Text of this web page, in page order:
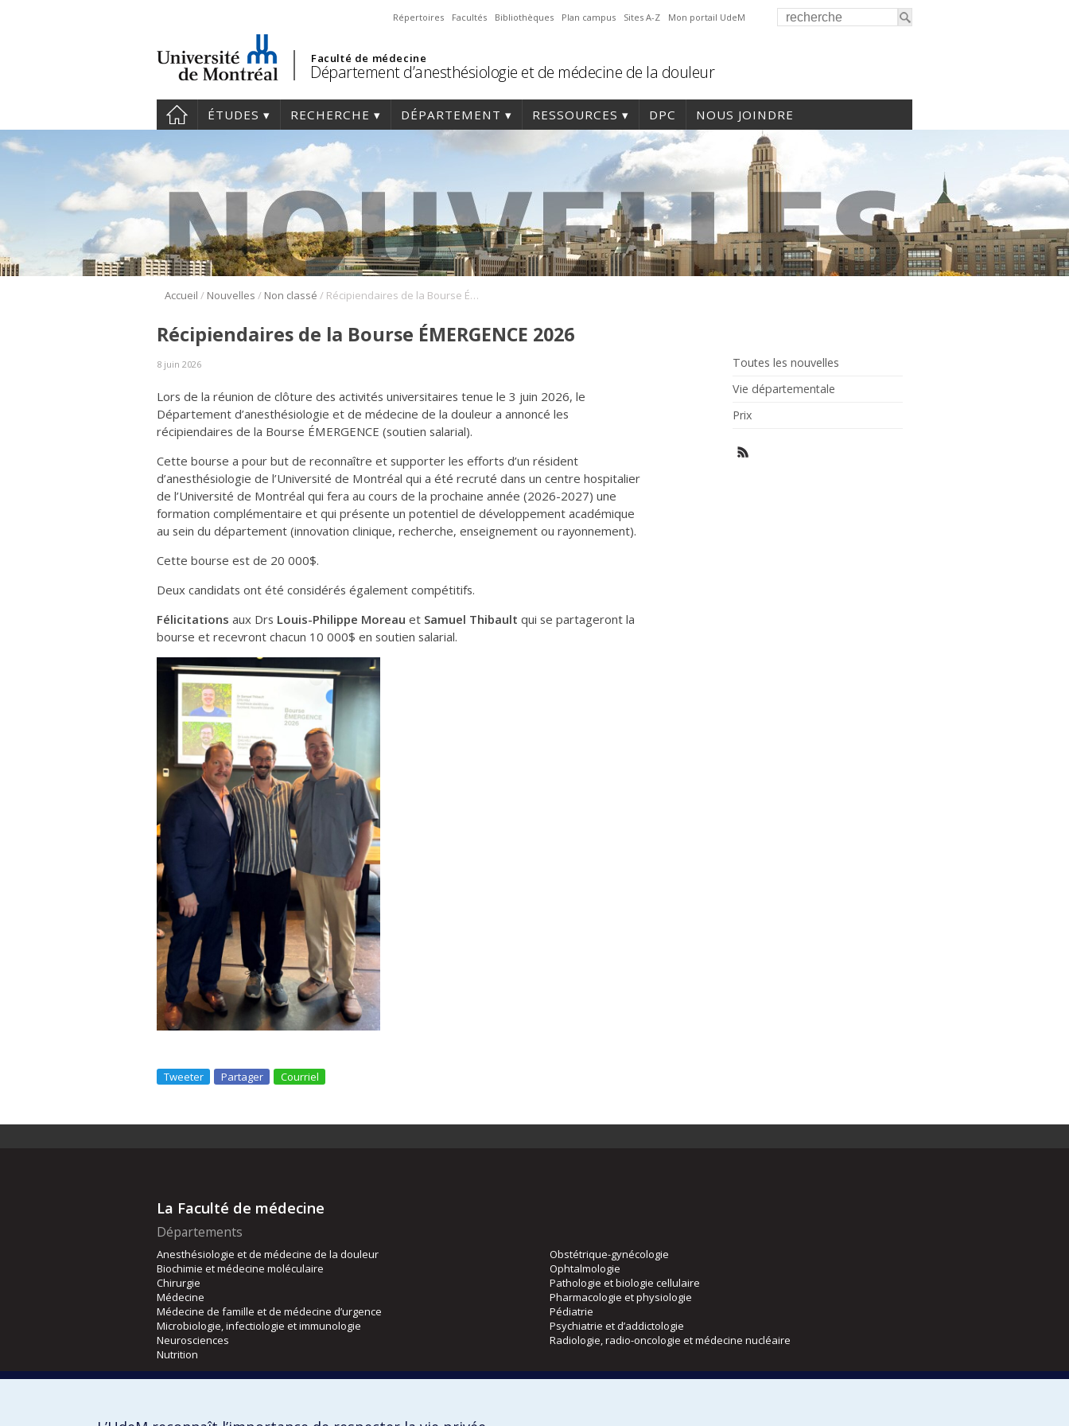
Répertoires Facultés Bibliothèques Plan campus Sites A-Z Mon portail UdeM
Faculté de médecine
Département d’anesthésiologie et de médecine de la douleur
ÉTUDES RECHERCHE DÉPARTEMENT RESSOURCES DPC NOUS JOINDRE
Accueil / Nouvelles / Non classé / Récipiendaires de la Bourse ÉMERGENCE 2026
Toutes les nouvelles
Vie départementale
Prix
Récipiendaires de la Bourse ÉMERGENCE 2026
8 juin 2026
Lors de la réunion de clôture des activités universitaires tenue le 3 juin 2026, le
Département d’anesthésiologie et de médecine de la douleur a annoncé les
récipiendaires de la Bourse ÉMERGENCE (soutien salarial).
Cette bourse a pour but de reconnaître et supporter les efforts d’un résident
d’anesthésiologie de l’Université de Montréal qui a été recruté dans un centre hospitalier
de l’Université de Montréal qui fera au cours de la prochaine année (2026-2027) une
formation complémentaire et qui présente un potentiel de développement académique
au sein du département (innovation clinique, recherche, enseignement ou rayonnement).
Cette bourse est de 20 000$.
Deux candidats ont été considérés également compétitifs.
Félicitations aux Drs Louis-Philippe Moreau et Samuel Thibault qui se partageront la
bourse et recevront chacun 10 000$ en soutien salarial.
Tweeter Partager Courriel
La Faculté de médecine
Départements
Anesthésiologie et de médecine de la douleur
Biochimie et médecine moléculaire
Chirurgie
Médecine
Médecine de famille et de médecine d’urgence
Microbiologie, infectiologie et immunologie
Neurosciences
Nutrition
Obstétrique-gynécologie
Ophtalmologie
Pathologie et biologie cellulaire
Pharmacologie et physiologie
Pédiatrie
Psychiatrie et d’addictologie
Radiologie, radio-oncologie et médecine nucléaire